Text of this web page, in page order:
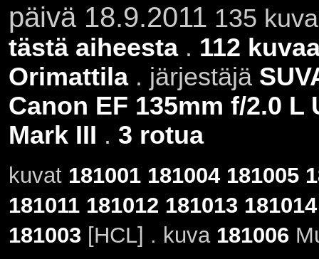
päivä 18.9.2011 135
tästä aiheesta. 112
Orimattila. järjestäjä
Canon EF 135mm f/2.0 L
Mark III . 3 rotua
kuvat 181001 181004 181005
181011 181012 181013 181014
181003[HCL] . kuva 181006